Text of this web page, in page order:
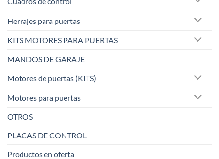
Herrajes para puertas
KITS MOTORES PARA PUERTAS
MANDOS DE GARAJE
Motores de puertas (KITS)
Motores para puertas
OTROS
PLACAS DE CONTROL
Productos en oferta